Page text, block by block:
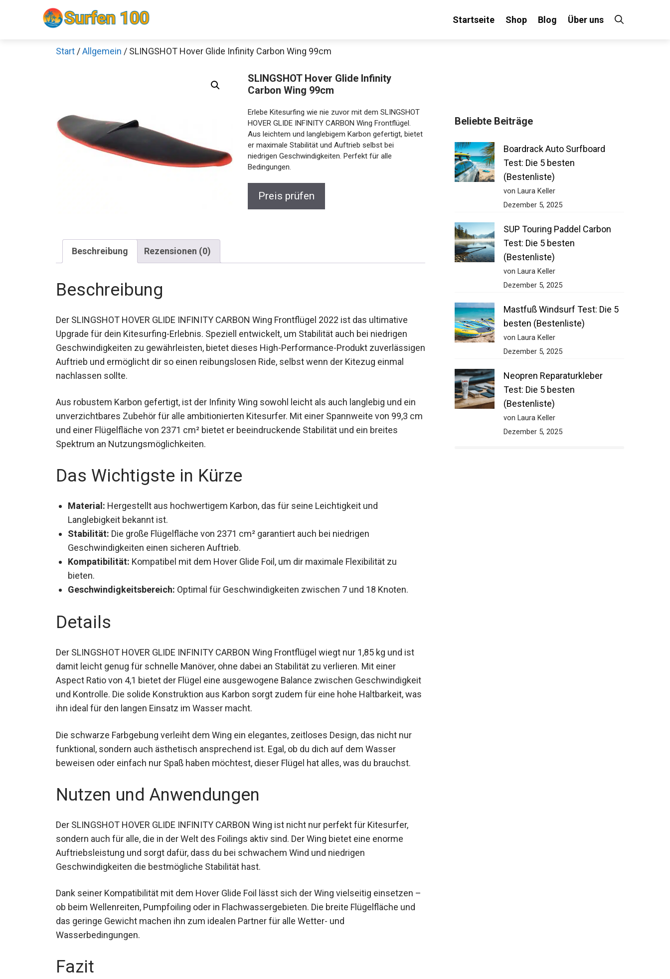
Startseite Shop Blog Über uns
Start /Allgemein / SLINGSHOT Hover Glide Infinity Carbon Wing 99cm
SLINGSHOT Hover Glide Infinity
Carbon Wing 99cm
Erlebe Kitesurfing wie nie zuvor mit dem SLINGSHOT
HOVER GLIDE INFINITY CARBON Wing Frontflügel.
Aus leichtem und langlebigem Karbon gefertigt,
bietet er maximale Stabilität und Auftrieb selbst bei
niedrigen Geschwindigkeiten. Perfekt für alle
Bedingungen.
Preis prüfen
Beschreibung Rezensionen (0)
Beschreibung
Der SLINGSHOT HOVER GLIDE INFINITY CARBON Wing Frontflügel 2022 ist das ultimative
Upgrade für dein Kitesurfing-Erlebnis. Speziell entwickelt, um Stabilität auch bei niedrigen
Geschwindigkeiten zu gewährleisten, bietet dieses High-Performance-Produkt
zuverlässigen Auftrieb und ermöglicht dir so einen reibungslosen Ride, selbst wenn der
Kitezug einmal nachlassen sollte.
Aus robustem Karbon gefertigt, ist der Infinity Wing sowohl leicht als auch langlebig und ein
unverzichtbares Zubehör für alle ambitionierten Kitesurfer. Mit einer Spannweite von 99,3
cm und einer Flügelfläche von 2371 cm² bietet er beeindruckende Stabilität und ein breites
Spektrum an Nutzungsmöglichkeiten.
Das Wichtigste in Kürze
Material: Hergestellt aus hochwertigem Karbon, das für seine Leichtigkeit und
Langlebigkeit bekannt ist.
Stabilität: Die große Flügelfläche von 2371 cm² garantiert auch bei niedrigen
Geschwindigkeiten einen sicheren Auftrieb.
Kompatibilität: Kompatibel mit dem Hover Glide Foil, um dir maximale Flexibilität zu
bieten.
Geschwindigkeitsbereich: Optimal für Geschwindigkeiten zwischen 7 und 18 Knoten.
Details
Der SLINGSHOT HOVER GLIDE INFINITY CARBON Wing Frontflügel wiegt nur 1,85 kg und ist
damit leicht genug für schnelle Manöver, ohne dabei an Stabilität zu verlieren. Mit einer
Aspect Ratio von 4,1 bietet der Flügel eine ausgewogene Balance zwischen
Geschwindigkeit und Kontrolle. Die solide Konstruktion aus Karbon sorgt zudem für eine
hohe Haltbarkeit, was ihn ideal für den langen Einsatz im Wasser macht.
Die schwarze Farbgebung verleiht dem Wing ein elegantes, zeitloses Design, das nicht nur
funktional, sondern auch ästhetisch ansprechend ist. Egal, ob du dich auf dem Wasser
beweisen oder einfach nur Spaß haben möchtest, dieser Flügel hat alles, was du brauchst.
Nutzen und Anwendungen
Der SLINGSHOT HOVER GLIDE INFINITY CARBON Wing ist nicht nur perfekt für Kitesurfer,
sondern auch für alle, die in der Welt des Foilings aktiv sind. Der Wing bietet eine enorme
Auftriebsleistung und sorgt dafür, dass du bei schwachem Wind und niedrigen
Geschwindigkeiten die bestmögliche Stabilität hast.
Dank seiner Kompatibilität mit dem Hover Glide Foil lässt sich der Wing vielseitig einsetzen
– ob beim Wellenreiten, Pumpfoiling oder in Flachwassergebieten. Die breite Flügelfläche
und das geringe Gewicht machen ihn zum idealen Partner für alle Wetter- und
Wasserbedingungen.
Fazit
Beliebte Beiträge
Boardrack Auto Surfboard
Test: Die 5 besten
(Bestenliste)
von Laura Keller
Dezember 5, 2025
SUP Touring Paddel Carbon
Test: Die 5 besten
(Bestenliste)
von Laura Keller
Dezember 5, 2025
Mastfuß Windsurf Test: Die 5
besten (Bestenliste)
von Laura Keller
Dezember 5, 2025
Neopren Reparaturkleber
Test: Die 5 besten
(Bestenliste)
von Laura Keller
Dezember 5, 2025
Jetzt anschauen